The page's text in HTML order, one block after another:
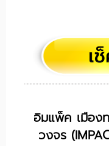
อิมแพ็ค เมือง
วงจร